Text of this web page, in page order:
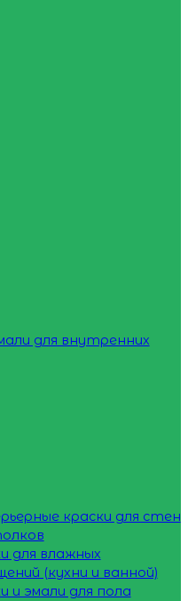
для внутренних
краски для стен
для влажных
(кухни и ванной)
и эмали для пола